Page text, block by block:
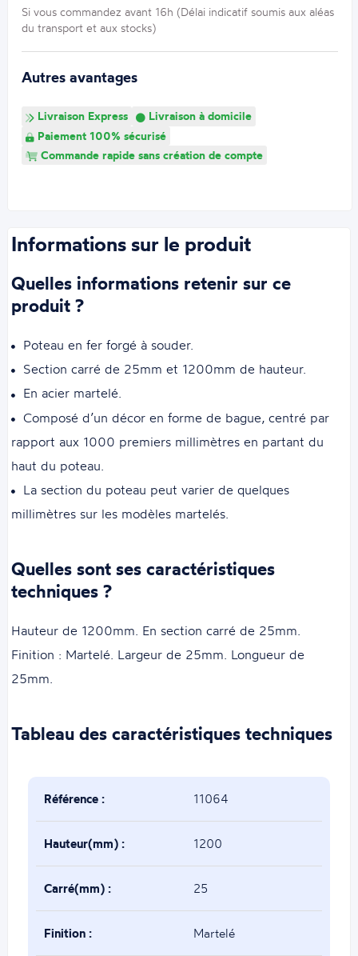
Si vous commandez avant 16h (Délai indicatif soumis aux aléas
du transport et aux stocks)
Autres avantages
Livraison Express
Livraison à domicile
Paiement 100% sécurisé
Commande rapide sans création de compte
Informations sur le produit
Quelles informations retenir sur ce
produit ?
Poteau en fer forgé à souder.
Section carré de 25mm et 1200mm de hauteur.
En acier martelé.
Composé d’un décor en forme de bague, centré par
rapport aux 1000 premiers millimètres en partant du
haut du poteau.
La section du poteau peut varier de quelques
millimètres sur les modèles martelés.
Quelles sont ses caractéristiques
techniques ?
Hauteur de 1200mm. En section carré de 25mm.
Finition : Martelé. Largeur de 25mm. Longueur de
25mm.
Tableau des caractéristiques techniques
Référence : 11064
Hauteur(mm) : 1200
Carré(mm) : 25
Finition : Martelé